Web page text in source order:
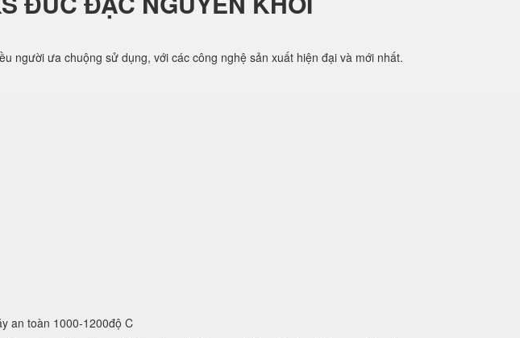
người ưa chuộng sử dụng, với các công nghệ sản xuất hiện đại và mới nhất.
an toàn 1000-1200độ C